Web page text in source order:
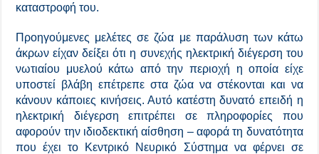
καταστροφή του.
Προηγούμενες μελέτες σε ζώα με παράλυση των κάτω
άκρων είχαν δείξει ότι η συνεχής ηλεκτρική διέγερση του
νωτιαίου μυελού κάτω από την περιοχή η οποία είχε
υποστεί βλάβη επέτρεπε στα ζώα να στέκονται και να
κάνουν κάποιες κινήσεις. Αυτό κατέστη δυνατό επειδή η
ηλεκτρική διέγερση επιτρέπει σε πληροφορίες που
αφορούν την ιδιοδεκτική αίσθηση – αφορά τη δυνατότητα
που έχει το Κεντρικό Νευρικό Σύστημα να φέρνει σε